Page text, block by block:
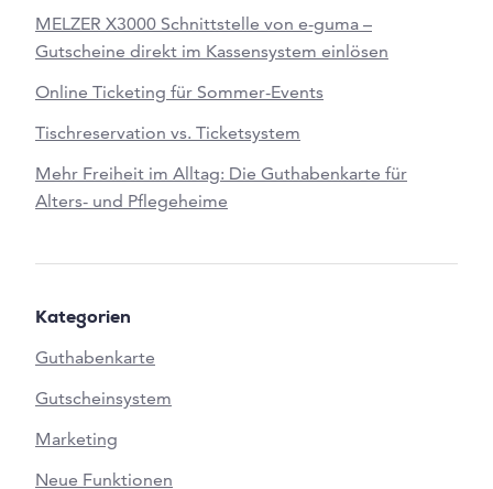
MELZER X3000 Schnittstelle von e-guma –
Gutscheine direkt im Kassensystem einlösen
Online Ticketing für Sommer-Events
Tischreservation vs. Ticketsystem
Mehr Freiheit im Alltag: Die Guthabenkarte für
Alters- und Pflegeheime
Kategorien
Guthabenkarte
Gutscheinsystem
Marketing
Neue Funktionen